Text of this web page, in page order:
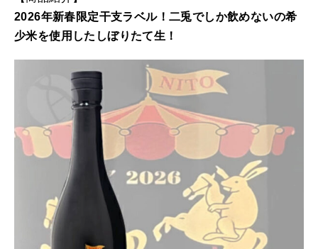
2026年新春限定干支ラベル！二兎でしか飲めないの希
少米を使用したしぼりたて生！